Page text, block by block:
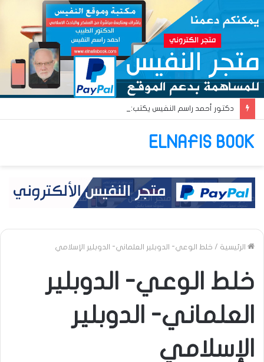
ELNAFIS BOOK
الرئيسية / خلط الوعي- الدوبلير العلماني- الدوبلير الإسلامي
خلط الوعي- الدوبلير
العلماني- الدوبلير
الإسلامي